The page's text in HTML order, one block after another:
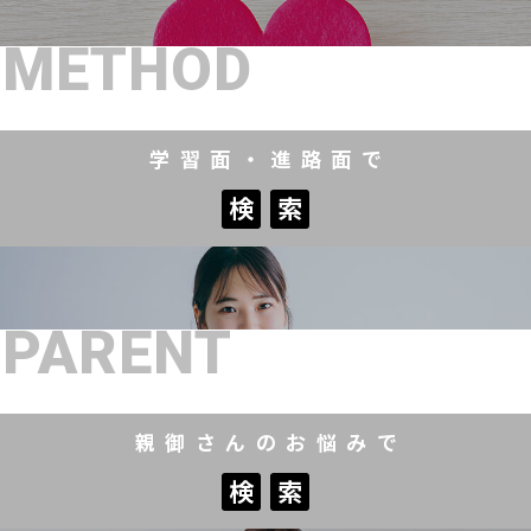
学習面・進路面で
検 索
検 索
METHOD
親御さんのお悩みで
検 索
検 索
PARENT